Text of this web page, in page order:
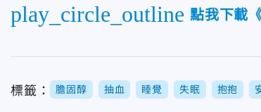
play_circle_outline 點我下載
標籤： 膽固醇 抽血 睡覺 失眠 抱抱